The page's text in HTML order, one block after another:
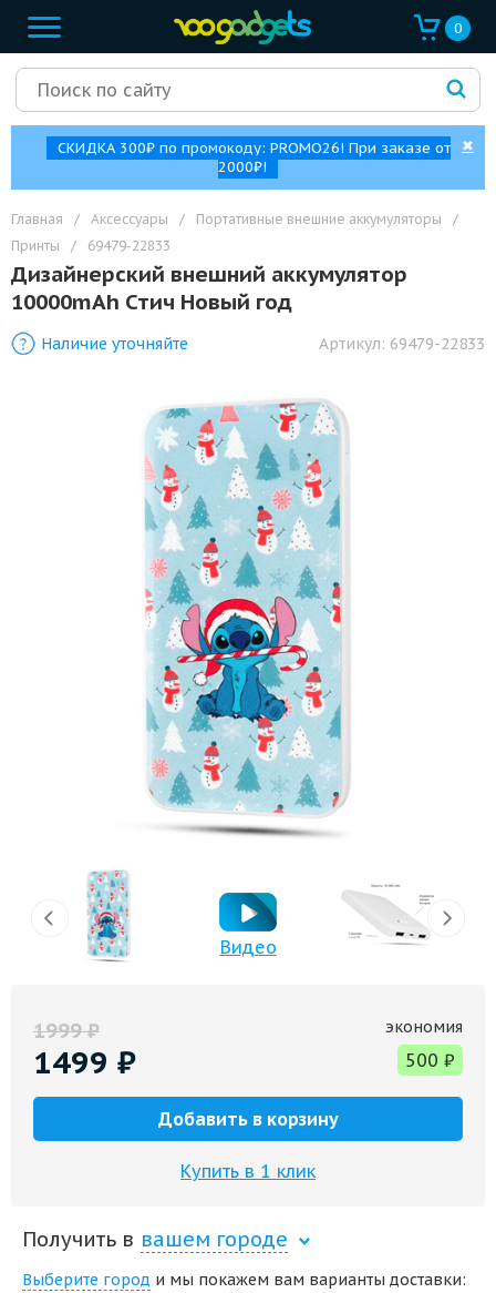
0
СКИДКА 300₽ по промокоду: PROMO26! При заказе от
2000₽!
✖
Главная / Аксессуары / Портативные внешние аккумуляторы
/
Принты
/ 69479-22833
Дизайнерский внешний аккумулятор
10000mAh Стич Новый год
Видео
Наличие уточняйте Артикул: 69479-22833
1999₽
1499 ₽
экономия
500 ₽
Добавить в корзину
Купить в 1 клик
Получить в вашем городе
Выберите город и мы покажем вам варианты доставки: